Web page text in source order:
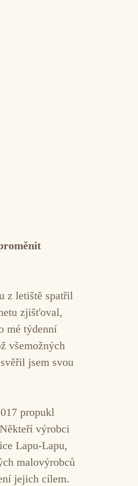
z letiště spatřil
zjišťoval,
mé týdenní
všemožných
jsem svou
propukl
výrobci
Lapu-Lapu,
malovýrobců
jejich cílem.